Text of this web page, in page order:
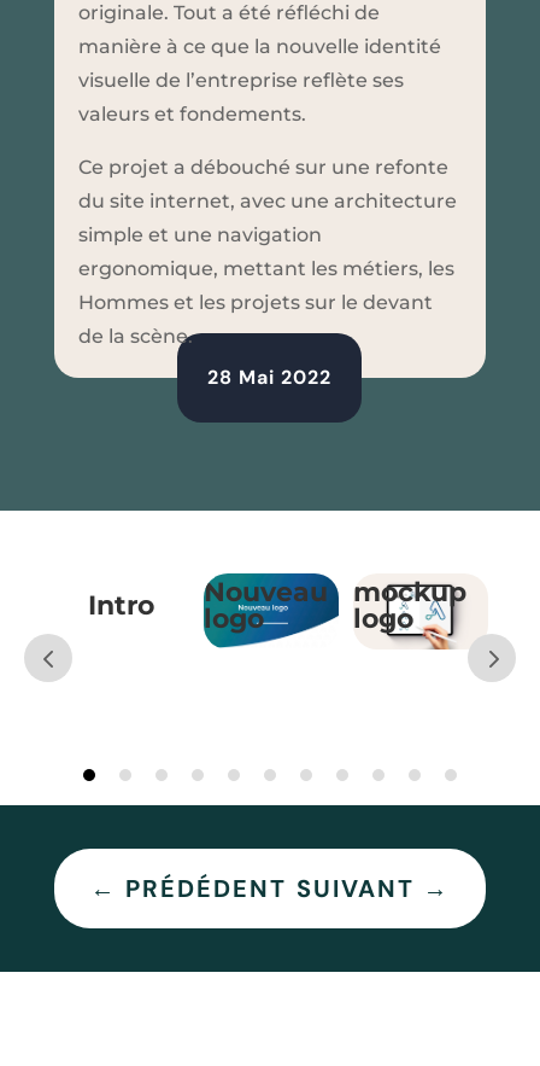
originale. Tout a été réfléchi de
manière à ce que la nouvelle identité
visuelle de l’entreprise reflète ses
valeurs et fondements.
Ce projet a débouché sur une refonte
du site internet, avec une architecture
simple et une navigation
ergonomique, mettant les métiers, les
Hommes et les projets sur le devant
de la scène.
28 Mai 2022
Intro
Nouveau
logo
mockup
logo
← PRÉDÉDENT SUIVANT →